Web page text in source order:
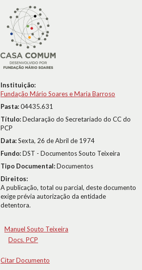
Instituição:
Fundação Mário Soares e Maria Barroso
Pasta:04435.631
Título:Declaração do Secretariado do CC do
PCP
Data:Sexta, 26 de Abril de 1974
Fundo:DST - Documentos Souto Teixeira
Tipo Documental:Documentos
Direitos:
A publicação, total ou parcial, deste documento
exige prévia autorização da entidade
detentora.
Manuel Souto Teixeira
Docs. PCP
Citar Documento